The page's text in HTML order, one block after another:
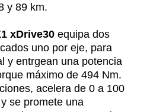
y 89 km.
xDrive30 equipa dos
uno por eje, para
y entrgean una potencia
máximo de 494 Nm.
acelera de 0 a 100
se promete una